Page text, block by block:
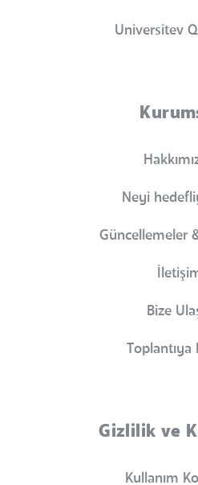
Universitev
Neyi
Güncellemeler
Bize
Toplantıya
Gizlilik ve
Kullanım